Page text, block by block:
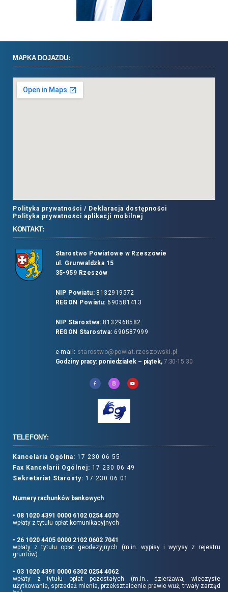
MAPKA DOJAZDU:
Polityka prywatności / Deklaracja dostępności
Polityka prywatności aplikacji mobilnej
KONTAKT:
Starostwo Powiatowe w Rzeszowie
ul. Grunwaldzka 15
35-959 Rzeszów
NIP Powiatu:8132919572
REGON Powiatu: 690581413
NIP Starostwa: 8132968582
REGON Starostwa: 690587999
e-mail: starostwo@powiat.rzeszowski.pl
Godziny pracy: poniedziałek – piątek, 7:30-15:30
TELEFONY:
Kancelaria Ogólna: 17 230 06 55
Fax Kancelarii Ogólnej: 17 230 06 49
Sekretariat Starosty: 17 230 06 01
Numery rachunków bankowych
• 08 1020 4391 0000 6102 0254 4070
wpłaty z tytułu opłat komunikacyjnych
• 26 1020 4405 0000 2102 0602 7041
wpłaty z tytułu opłat geodezyjnych (m.in. wypisy i wyrysy z rejestru
gruntów)
• 03 1020 4391 0000 6302 0254 4062
wpłaty z tytułu opłat pozostałych (m.in.. dzierżawa, wieczyste
użytkowanie, sprzedaż mienia, przekształcenie prawie wuż, trwały zarząd